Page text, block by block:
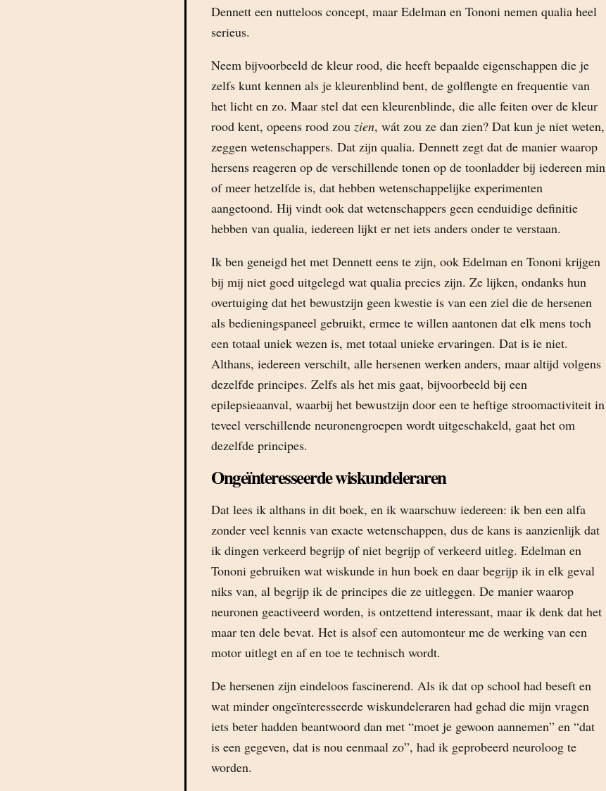
Dennett een nutteloos concept, maar Edelman en Tononi nemen qualia heel
serieus.
Neem bijvoorbeeld de kleur rood, die heeft bepaalde eigenschappen die je
zelfs kunt kennen als je kleurenblind bent, de golflengte en frequentie van
het licht en zo. Maar stel dat een kleurenblinde, die alle feiten over de kleur
rood kent, opeens rood zou zien, wát zou ze dan zien? Dat kun je niet weten,
zeggen wetenschappers. Dat zijn qualia. Dennett zegt dat de manier waarop
hersens reageren op de verschillende tonen op de toonladder bij iedereen min
of meer hetzelfde is, dat hebben wetenschappelijke experimenten
aangetoond. Hij vindt ook dat wetenschappers geen eenduidige definitie
hebben van qualia, iedereen lijkt er net iets anders onder te verstaan.
Ik ben geneigd het met Dennett eens te zijn, ook Edelman en Tononi krijgen
bij mij niet goed uitgelegd wat qualia precies zijn. Ze lijken, ondanks hun
overtuiging dat het bewustzijn geen kwestie is van een ziel die de hersenen
als bedieningspaneel gebruikt, ermee te willen aantonen dat elk mens toch
een totaal uniek wezen is, met totaal unieke ervaringen. Dat is ie niet.
Althans, iedereen verschilt, alle hersenen werken anders, maar altijd volgens
dezelfde principes. Zelfs als het mis gaat, bijvoorbeeld bij een
epilepsieaanval, waarbij het bewustzijn door een te heftige stroomactiviteit in
teveel verschillende neuronengroepen wordt uitgeschakeld, gaat het om
dezelfde principes.
Ongeïnteresseerde wiskundeleraren
Dat lees ik althans in dit boek, en ik waarschuw iedereen: ik ben een alfa
zonder veel kennis van exacte wetenschappen, dus de kans is aanzienlijk dat
ik dingen verkeerd begrijp of niet begrijp of verkeerd uitleg. Edelman en
Tononi gebruiken wat wiskunde in hun boek en daar begrijp ik in elk geval
niks van, al begrijp ik de principes die ze uitleggen. De manier waarop
neuronen geactiveerd worden, is ontzettend interessant, maar ik denk dat het
maar ten dele bevat. Het is alsof een automonteur me de werking van een
motor uitlegt en af en toe te technisch wordt.
De hersenen zijn eindeloos fascinerend. Als ik dat op school had beseft en
wat minder ongeïnteresseerde wiskundeleraren had gehad die mijn vragen
iets beter hadden beantwoord dan met “moet je gewoon aannemen” en “dat
is een gegeven, dat is nou eenmaal zo”, had ik geprobeerd neuroloog te
worden.